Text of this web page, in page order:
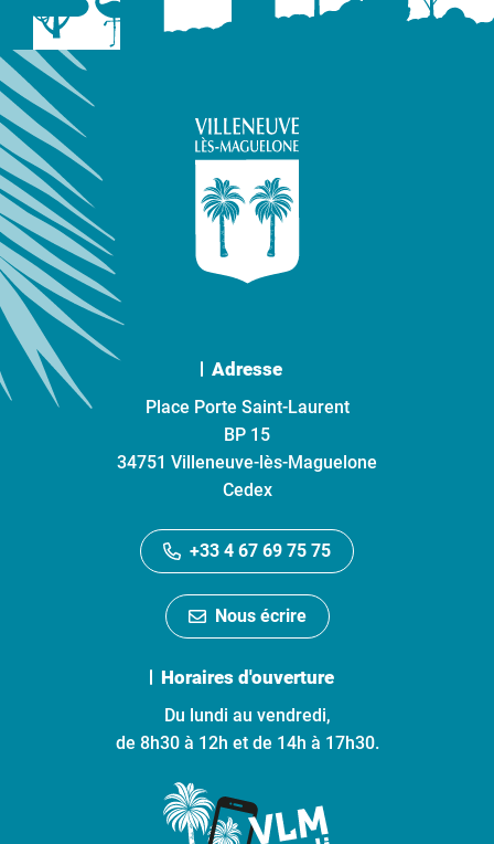
Adresse
Place Porte Saint-Laurent
BP 15
34751 Villeneuve-lès-Maguelone
Cedex
+33 4 67 69 75 75
Nous écrire
Horaires d'ouverture
Du lundi au vendredi,
de 8h30 à 12h et de 14h à 17h30.